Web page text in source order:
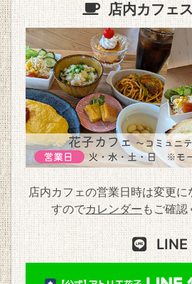
店内カフェ
店内カフェの営業日時は変更に
すのでカレンダーもご確認
LINE